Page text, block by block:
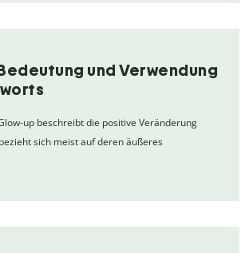
und Verwendung
up beschreibt die positive Veränderung
sich meist auf deren äußeres